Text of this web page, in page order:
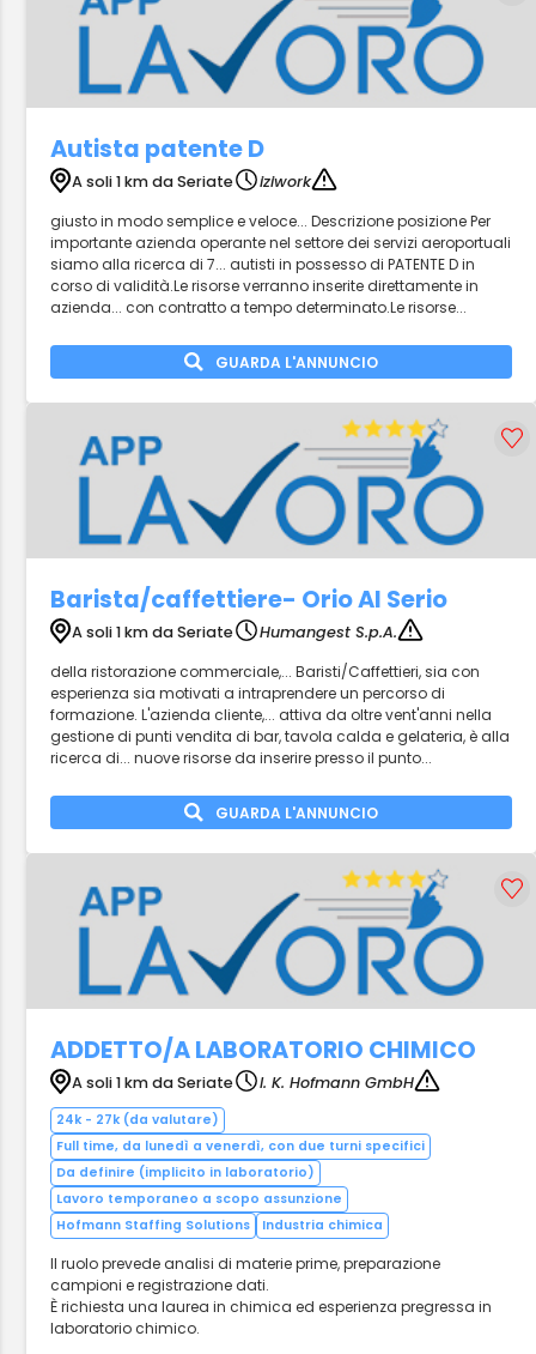
Autista patente D
A soli 1 km da Seriate
iziwork
giusto in modo semplice e veloce... Descrizione posizione Per
importante azienda operante nel settore dei servizi aeroportuali
siamo alla ricerca di 7... autisti in possesso di PATENTE D in
corso di validità.Le risorse verranno inserite direttamente in
azienda... con contratto a tempo determinato.Le risorse...
GUARDA L'ANNUNCIO
Barista/caffettiere- Orio Al Serio
A soli 1 km da Seriate
Humangest S.p.A.
della ristorazione commerciale,... Baristi/Caffettieri, sia con
esperienza sia motivati a intraprendere un percorso di
formazione. L'azienda cliente,... attiva da oltre vent'anni nella
gestione di punti vendita di bar, tavola calda e gelateria, è alla
ricerca di... nuove risorse da inserire presso il punto...
GUARDA L'ANNUNCIO
ADDETTO/A LABORATORIO CHIMICO
A soli 1 km da Seriate I. K. Hofmann GmbH
24k - 27k (da valutare)
Full time, da lunedì a venerdì, con due turni specifici
Da definire (implicito in laboratorio)
Lavoro temporaneo a scopo assunzione
Hofmann Staffing Solutions
Industria chimica
Il ruolo prevede analisi di materie prime, preparazione
campioni e registrazione dati.
È richiesta una laurea in chimica ed esperienza pregressa in
laboratorio chimico.